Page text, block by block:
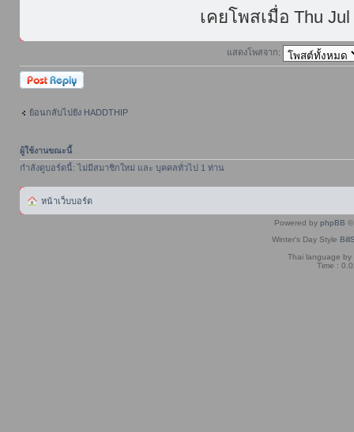
เคยโพสเมื่อ Thu
แสดงโพสจาก:
ตอบกระทู้
ย้อนกลับไปยัง HADDTHIP
ผู้ใช้งานขณะนี้
กำลังดูบอร์ดนี้: ไม่มีสมาชิกใหม่ และ บุคคลทั่วไป 1 ท่าน
หน้าเว็บบอร์ด
Powered by phpBB ©
Winter's Day Style
Thai language by
Time :